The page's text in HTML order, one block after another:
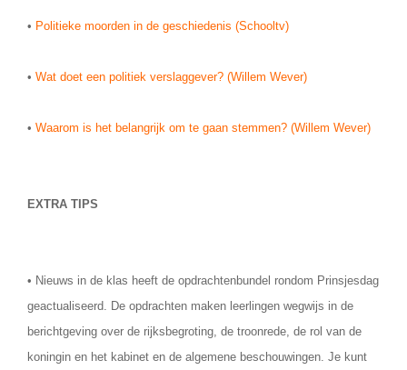
• Politieke moorden in de geschiedenis (Schooltv)
• Wat doet een politiek verslaggever? (Willem Wever)
• Waarom is het belangrijk om te gaan stemmen? (Willem Wever)
EXTRA TIPS
• Nieuws in de klas heeft de opdrachtenbundel rondom Prinsjesdag
geactualiseerd. De opdrachten maken leerlingen wegwijs in de
berichtgeving over de rijksbegroting, de troonrede, de rol van de
koningin en het kabinet en de algemene beschouwingen. Je kunt